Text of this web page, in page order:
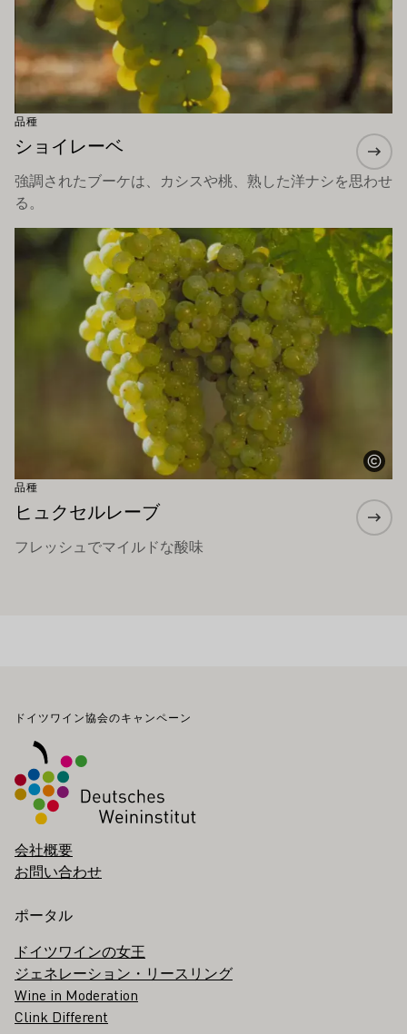
品種
ショイレーベ
強調されたブーケは、カシスや桃、熟した洋ナシを思わせ
る。
品種
ヒュクセルレーブ
フレッシュでマイルドな酸味
もっと詳しく
フッター
ドイツワイン協会のキャンペーン
会社概要
お問い合わせ
ポータル
ドイツワインの女王
ジェネレーション・リースリング
Wine in Moderation
Clink Different